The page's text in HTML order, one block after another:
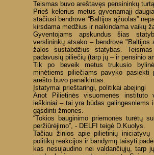
Teismas buvo areštavęs pensininkų turtą
Prieš kelerius metus gyvenamąjį
stačiusi bendrovė “Baltijos ąžuolas”
kirsdama medžius ir naikindama vaikų
Gyventojams apskundus šias
verslininkų atsako – bendrovė
žalos sustabdžius statybas.
padavusių piliečių (tarp jų – ir pensinio
Tik po beveik metus trukusio
minėtiems piliečiams pavyko
arešto buvo panaikintas.
Įstatymai prieštaringi, politikai abejingi
Anot Pilietinės visuomenės instituto
ieškiniai – tai yra būdas
gąsdinti žmones.
“Tokios bauginimo priemonės turėtų
peržiūrėjimo”, - DELFI teigė D.Kuolys.
Tačiau žinios apie pilietinių iniciatyvų
politikų reakcijos ir bandymų taisyti
kas nesujaudino nei valdančiųjų, tarp